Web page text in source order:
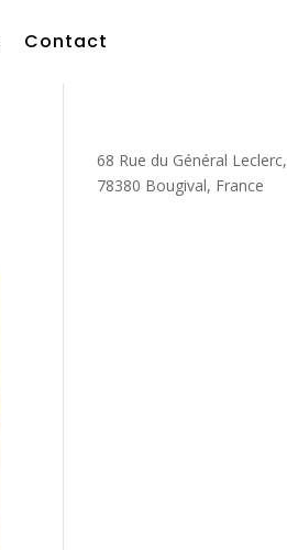
Contact
68 Rue du Général Leclerc,
78380 Bougival, France